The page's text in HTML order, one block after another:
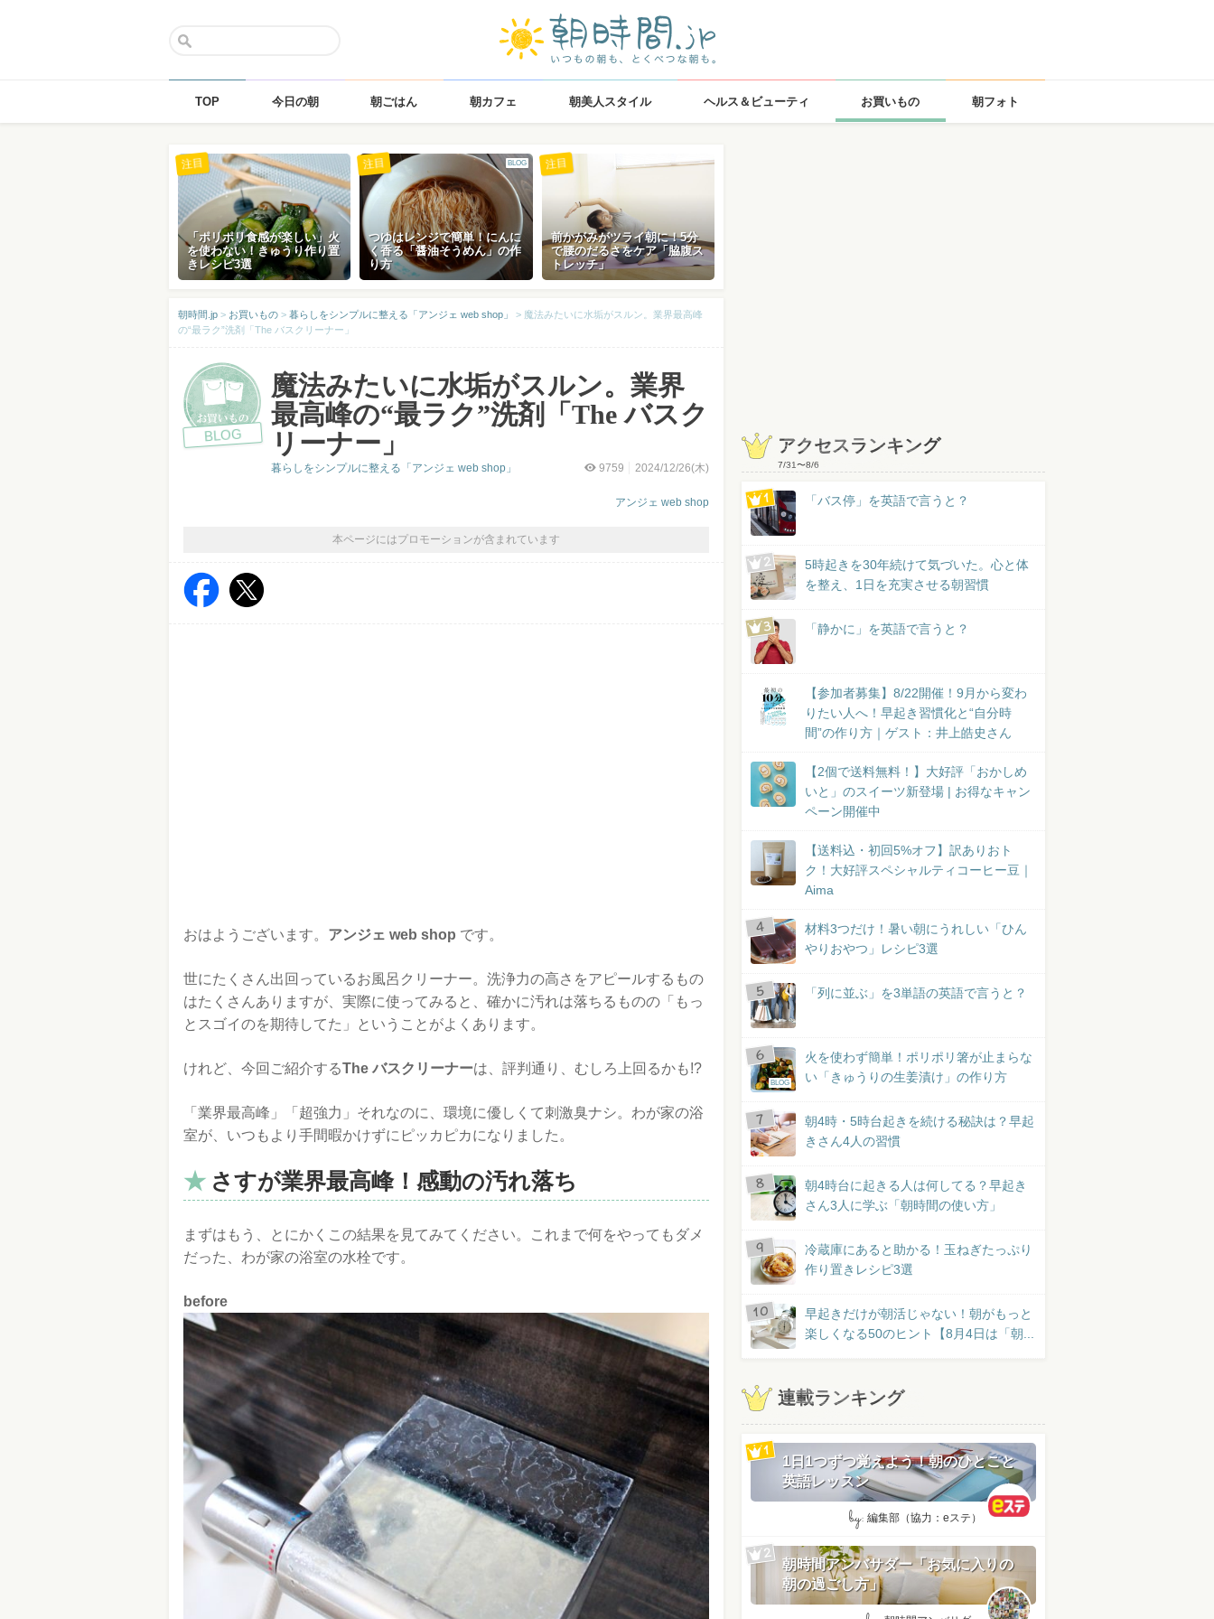
TOP 今日の朝 朝ごはん 朝カフェ 朝美人スタイル ヘルス＆ビューティ お買いもの 朝フォト
「ポリポリ食感が楽しい」火
を使わない！きゅうり作り置
きレシピ3選
注目 BLOG
つゆはレンジで簡単！にんに
く香る「醤油そうめん」の作
り方
注目
前かがみがツライ朝に！5分
で腰のだるさをケア「脇腹ス
トレッチ」
注目
朝時間.jp > お買いもの > 暮らしをシンプルに整える「アンジェ web shop」 > 魔法みたいに水垢がスルン。業界最高峰
の“最ラク”洗剤「The バスクリーナー」
BLOG
魔法みたいに水垢がスルン。業界
最高峰の“最ラク”洗剤「The バスク
リーナー」
9759 2024/12/26(木)
アンジェ web shop
暮らしをシンプルに整える「アンジェ web shop」
本ページにはプロモーションが含まれています
おはようございます。 アンジェ web shop です。
世にたくさん出回っているお風呂クリーナー。洗浄力の高さをアピールするもの
はたくさんありますが、実際に使ってみると、確かに汚れは落ちるものの「もっ
とスゴイのを期待してた」ということがよくあります。
けれど、今回ご紹介するThe バスクリーナーは、評判通り、むしろ上回るかも!?
「業界最高峰」「超強力」それなのに、環境に優しくて刺激臭ナシ。わが家の浴
室が、いつもより手間暇かけずにピッカピカになりました。
さすが業界最高峰！感動の汚れ落ち
まずはもう、とにかくこの結果を見てみてください。これまで何をやってもダメ
だった、わが家の浴室の水栓です。
before
アクセスランキング
7/31〜8/6
「バス停」を英語で言うと？
5時起きを30年続けて気づいた。心と体
を整え、1日を充実させる朝習慣
「静かに」を英語で言うと？
【参加者募集】8/22開催！9月から変わ
りたい人へ！早起き習慣化と“自分時
間”の作り方｜ゲスト：井上皓史さん
【2個で送料無料！】大好評「おかしめ
いと」のスイーツ新登場 | お得なキャン
ペーン開催中
【送料込・初回5%オフ】訳ありおト
ク！大好評スペシャルティコーヒー豆｜
Aima
材料3つだけ！暑い朝にうれしい「ひん
やりおやつ」レシピ3選
「列に並ぶ」を3単語の英語で言うと？
BLOG
火を使わず簡単！ポリポリ箸が止まらな
い「きゅうりの生姜漬け」の作り方
朝4時・5時台起きを続ける秘訣は？早起
きさん4人の習慣
朝4時台に起きる人は何してる？早起き
さん3人に学ぶ「朝時間の使い方」
冷蔵庫にあると助かる！玉ねぎたっぷり
作り置きレシピ3選
早起きだけが朝活じゃない！朝がもっと
楽しくなる50のヒント【8月4日は「朝...
連載ランキング
1日1つずつ覚えよう！朝のひとこと
英語レッスン
by: 編集部（協力：eステ）
朝時間アンバサダー「お気に入りの
朝の過ごし方」